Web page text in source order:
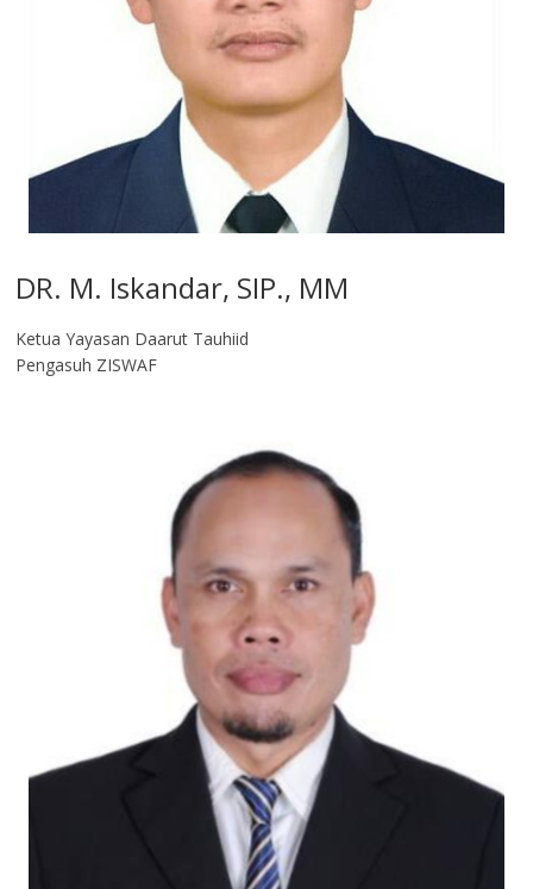
DR. M. Iskandar, SIP., MM
Ketua Yayasan Daarut Tauhiid
Pengasuh ZISWAF